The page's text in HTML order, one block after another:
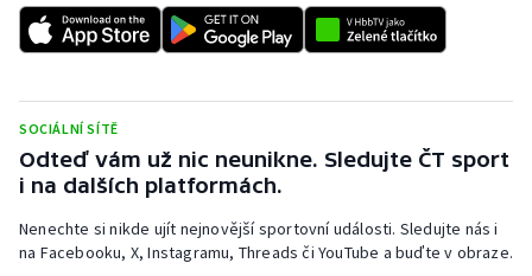
Sportovní střelba
Triatlon
Vodní slalom
SOCIÁLNÍ SÍTĚ
Odteď vám už nic neunikne. Sledujte ČT sport
i na dalších platformách.
Nenechte si nikde ujít nejnovější sportovní události. Sledujte nás i
na Facebooku, X, Instagramu, Threads či YouTube a buďte v obraze.